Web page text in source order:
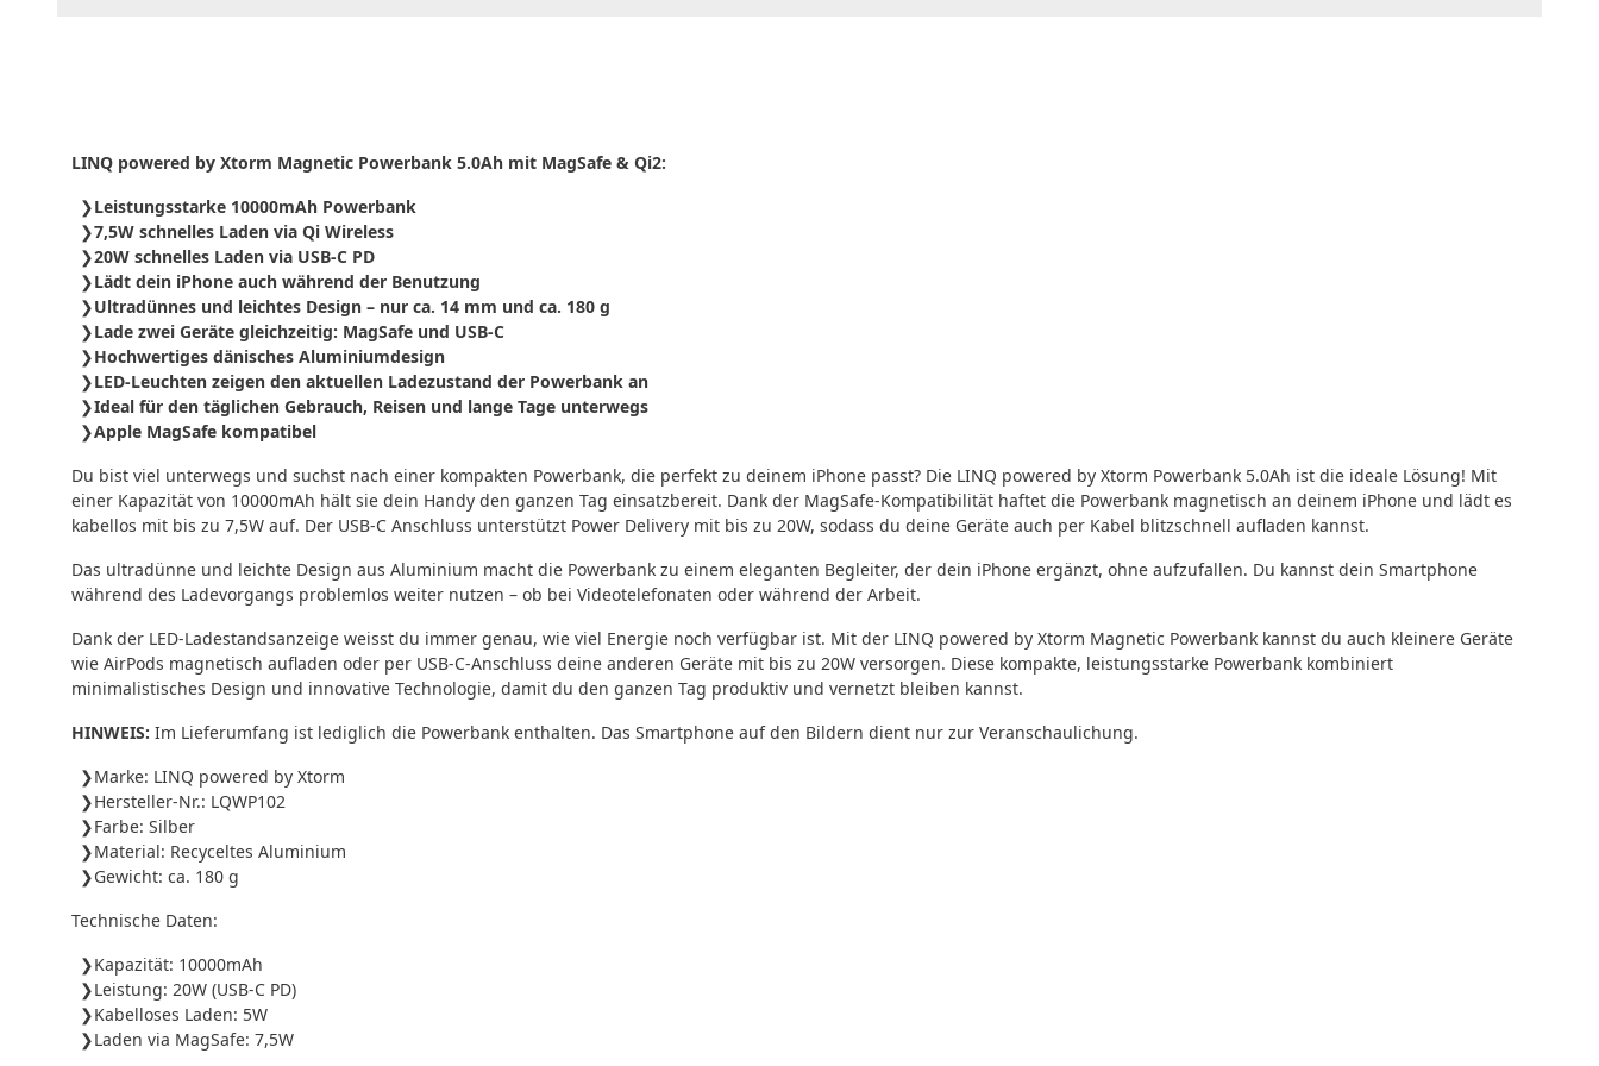
LINQ powered by Xtorm Magnetic Powerbank 5.0Ah mit MagSafe & Qi2:
Leistungsstarke 10000mAh Powerbank
7,5W schnelles Laden via Qi Wireless
20W schnelles Laden via USB-C PD
Lädt dein iPhone auch während der Benutzung
Ultradünnes und leichtes Design – nur ca. 14 mm und ca. 180 g
Lade zwei Geräte gleichzeitig: MagSafe und USB-C
Hochwertiges dänisches Aluminiumdesign
LED-Leuchten zeigen den aktuellen Ladezustand der Powerbank an
Ideal für den täglichen Gebrauch, Reisen und lange Tage unterwegs
Apple MagSafe kompatibel
Du bist viel unterwegs und suchst nach einer kompakten Powerbank, die perfekt zu deinem iPhone passt? Die LINQ powered by Xtorm Powerbank 5.0Ah ist die ideale Lösung! Mit
einer Kapazität von 10000mAh hält sie dein Handy den ganzen Tag einsatzbereit. Dank der MagSafe-Kompatibilität haftet die Powerbank magnetisch an deinem iPhone und lädt es
kabellos mit bis zu 7,5W auf. Der USB-C Anschluss unterstützt Power Delivery mit bis zu 20W, sodass du deine Geräte auch per Kabel blitzschnell aufladen kannst.
Das ultradünne und leichte Design aus Aluminium macht die Powerbank zu einem eleganten Begleiter, der dein iPhone ergänzt, ohne aufzufallen. Du kannst dein Smartphone
während des Ladevorgangs problemlos weiter nutzen – ob bei Videotelefonaten oder während der Arbeit.
Dank der LED-Ladestandsanzeige weisst du immer genau, wie viel Energie noch verfügbar ist. Mit der LINQ powered by Xtorm Magnetic Powerbank kannst du auch kleinere Geräte
wie AirPods magnetisch aufladen oder per USB-C-Anschluss deine anderen Geräte mit bis zu 20W versorgen. Diese kompakte, leistungsstarke Powerbank kombiniert
minimalistisches Design und innovative Technologie, damit du den ganzen Tag produktiv und vernetzt bleiben kannst.
HINWEIS: Im Lieferumfang ist lediglich die Powerbank enthalten. Das Smartphone auf den Bildern dient nur zur Veranschaulichung.
Marke: LINQ powered by Xtorm
Hersteller-Nr.: LQWP102
Farbe: Silber
Material: Recyceltes Aluminium
Gewicht: ca. 180 g
Technische Daten:
Kapazität: 10000mAh
Leistung: 20W (USB-C PD)
Kabelloses Laden: 5W
Laden via MagSafe: 7,5W